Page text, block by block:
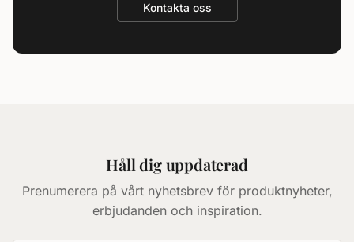
Kontakta oss
Håll dig uppdaterad
Prenumerera på vårt nyhetsbrev för produktnyheter,
erbjudanden och inspiration.